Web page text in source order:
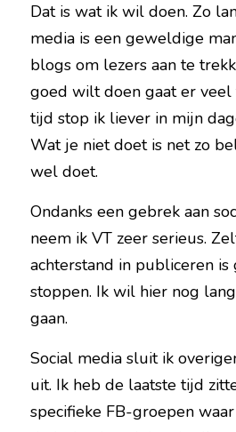
Dat is wat ik wil doen. Zo
media is een geweldige
blogs om lezers aan te
goed wilt doen gaat er veel
tijd stop ik liever in mijn
Wat je niet doet is net zo
wel doet.
Ondanks een gebrek aan
neem ik VT zeer serieus.
achterstand in publiceren
stoppen. Ik wil hier nog
gaan.
Social media sluit ik
uit. Ik heb de laatste tijd
specifieke FB-groepen